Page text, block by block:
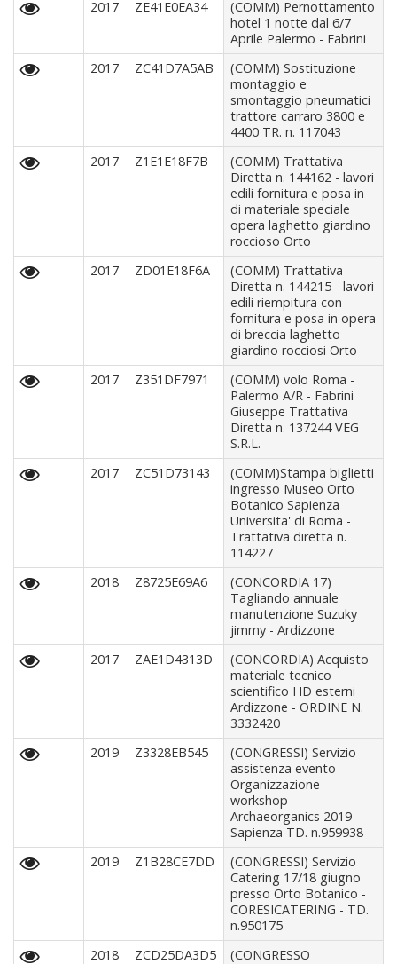
2017
ZE41E0EA34
(COMM) Pernottamento
hotel 1 notte dal 6/7
Aprile Palermo - Fabrini
2017
ZC41D7A5AB
(COMM) Sostituzione
montaggio e
smontaggio pneumatici
trattore carraro 3800 e
4400 TR. n. 117043
2017
Z1E1E18F7B
(COMM) Trattativa
Diretta n. 144162 - lavori
edili fornitura e posa in
di materiale speciale
opera laghetto giardino
roccioso Orto
2017
ZD01E18F6A
(COMM) Trattativa
Diretta n. 144215 - lavori
edili riempitura con
fornitura e posa in opera
di breccia laghetto
giardino rocciosi Orto
2017
Z351DF7971
(COMM) volo Roma -
Palermo A/R - Fabrini
Giuseppe Trattativa
Diretta n. 137244 VEG
S.R.L.
2017
ZC51D73143
(COMM)Stampa biglietti
ingresso Museo Orto
Botanico Sapienza
Universita' di Roma -
Trattativa diretta n.
114227
2018
Z8725E69A6
(CONCORDIA 17)
Tagliando annuale
manutenzione Suzuky
jimmy - Ardizzone
2017
ZAE1D4313D
(CONCORDIA) Acquisto
materiale tecnico
scientifico HD esterni
Ardizzone - ORDINE N.
3332420
2019
Z3328EB545
(CONGRESSI) Servizio
assistenza evento
Organizzazione
workshop
Archaeorganics 2019
Sapienza TD. n.959938
2019
Z1B28CE7DD
(CONGRESSI) Servizio
Catering 17/18 giugno
presso Orto Botanico -
CORESICATERING - TD.
n.950175
2018
ZCD25DA3D5
(CONGRESSO